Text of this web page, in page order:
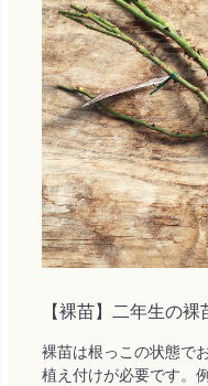
【裸苗】二年生の裸
裸苗は根っこの状態で
植え付けが必要です。